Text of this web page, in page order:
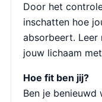
Door het
inschatten hoe
absorbeert. Leer
jouw lichaam
Hoe fit ben jij?
Ben je